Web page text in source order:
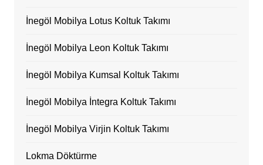
İnegöl Mobilya Lotus Koltuk Takımı
İnegöl Mobilya Leon Koltuk Takımı
İnegöl Mobilya Kumsal Koltuk Takımı
İnegöl Mobilya İntegra Koltuk Takımı
İnegöl Mobilya Virjin Koltuk Takımı
Lokma Döktürme